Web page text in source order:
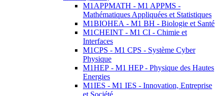
M1APPMATH - M1 APPMS -
Mathématiques Appliquées et Statistiques
M1BIOHEA - M1 BH - Biologie et Santé
M1CHEINT - M1 CI - Chimie et
Interfaces
M1CPS - M1 CPS - Système Cyber
Physique
M1HEP - M1 HEP - Physique des Hautes
Energies
M1IES - M1 IES - Innovation, Entreprise
et Société